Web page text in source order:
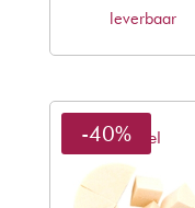
was: is:
leverbaar
Sibel
-40%